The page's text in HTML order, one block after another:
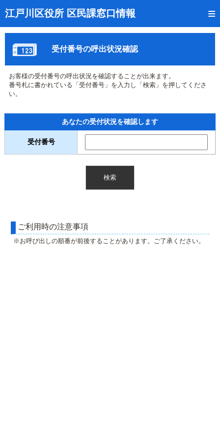
江戸川区役所 区民課窓口情報
トップページ
受付番号の呼出状況確認
証明書の交付状況確認
来庁日時の事前予約
事前予約の確認・取消
混雑予想カレンダー
受付番号の呼出状況確認
お客様の受付番号の呼出状況を確認することが出来ます。
番号札に書かれている「受付番号」を入力し「検索」を押してくださ
い。
あなたの受付状況を確認します
受付番号
ご利用時の注意事項
※お呼び出しの順番が前後することがあります。ご了承ください。